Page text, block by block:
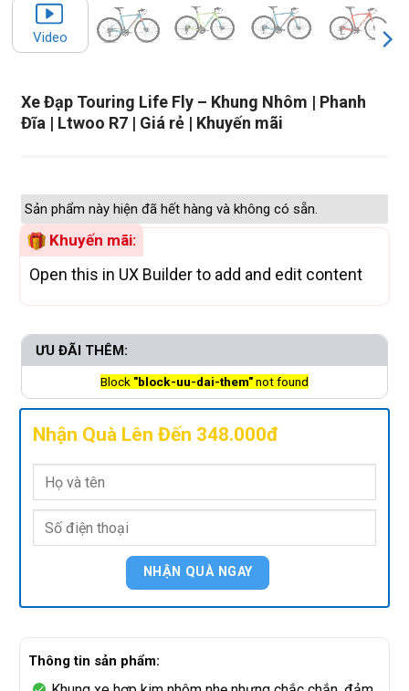
Xe Đạp Touring Life Fly – Khung Nhôm | Phanh
Đĩa | Ltwoo R7 | Giá rẻ | Khuyến mãi
Video
Sản phẩm này hiện đã hết hàng và không có sẵn.
Khuyến mãi:
Open this in UX Builder to add and edit content
ƯU ĐÃI THÊM:
Block "block-uu-dai-them"not found
Nhận Quà Lên Đến 348.000đ
Thông tin sản phẩm: